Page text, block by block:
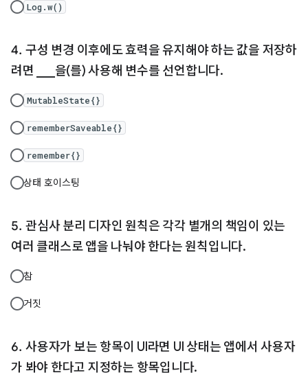
Log.w()
구성 변경 이후에도 효력을 유지해야 하는 값을 저장하
려면 ___을(를) 사용해 변수를 선언합니다.
MutableState{}
rememberSaveable{}
remember{}
상태 호이스팅
관심사 분리 디자인 원칙은 각각 별개의 책임이 있는
여러 클래스로 앱을 나눠야 한다는 원칙입니다.
참
거짓
사용자가 보는 항목이 UI라면 UI 상태는 앱에서 사용자
가 봐야 한다고 지정하는 항목입니다.